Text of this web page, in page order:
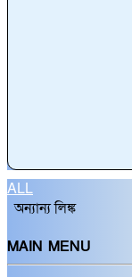
ALL
অন্যান্য লিঙ্ক
MAIN MENU